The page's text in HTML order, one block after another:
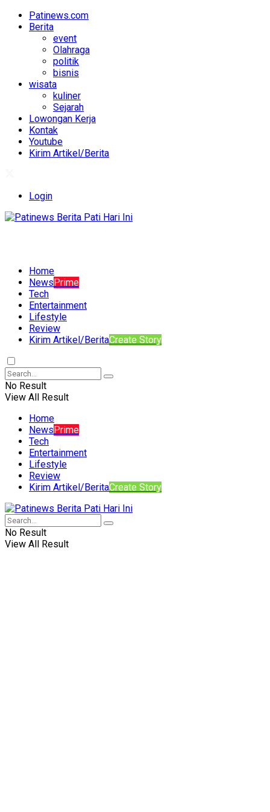
Patinews.com
Berita
event
Olahraga
politik
bisnis
wisata
kuliner
Sejarah
Lowongan Kerja
Kontak
Youtube
Kirim Artikel/Berita
Login
Home
NewsPrime
Tech
Entertainment
Lifestyle
Review
Kirim Artikel/BeritaCreate Story
No Result
View All Result
Home
NewsPrime
Tech
Entertainment
Lifestyle
Review
Kirim Artikel/BeritaCreate Story
No Result
View All Result